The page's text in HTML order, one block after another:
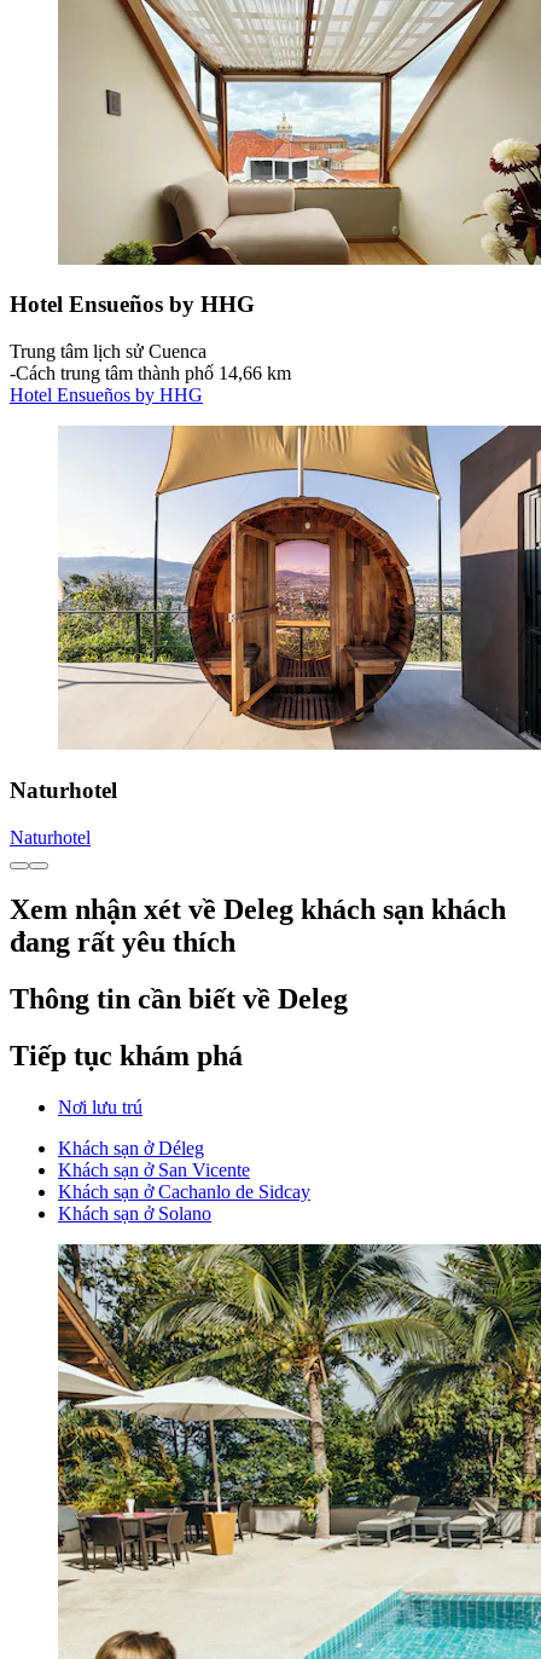
Hotel Ensueños by HHG
Trung tâm lịch sử Cuenca
‐Cách trung tâm thành phố 14,66 km
Hotel Ensueños by HHG
Naturhotel
Naturhotel
Xem nhận xét về Deleg khách sạn khách
đang rất yêu thích
Thông tin cần biết về Deleg
Tiếp tục khám phá
Nơi lưu trú
Khách sạn ở Déleg
Khách sạn ở San Vicente
Khách sạn ở Cachanlo de Sidcay
Khách sạn ở Solano